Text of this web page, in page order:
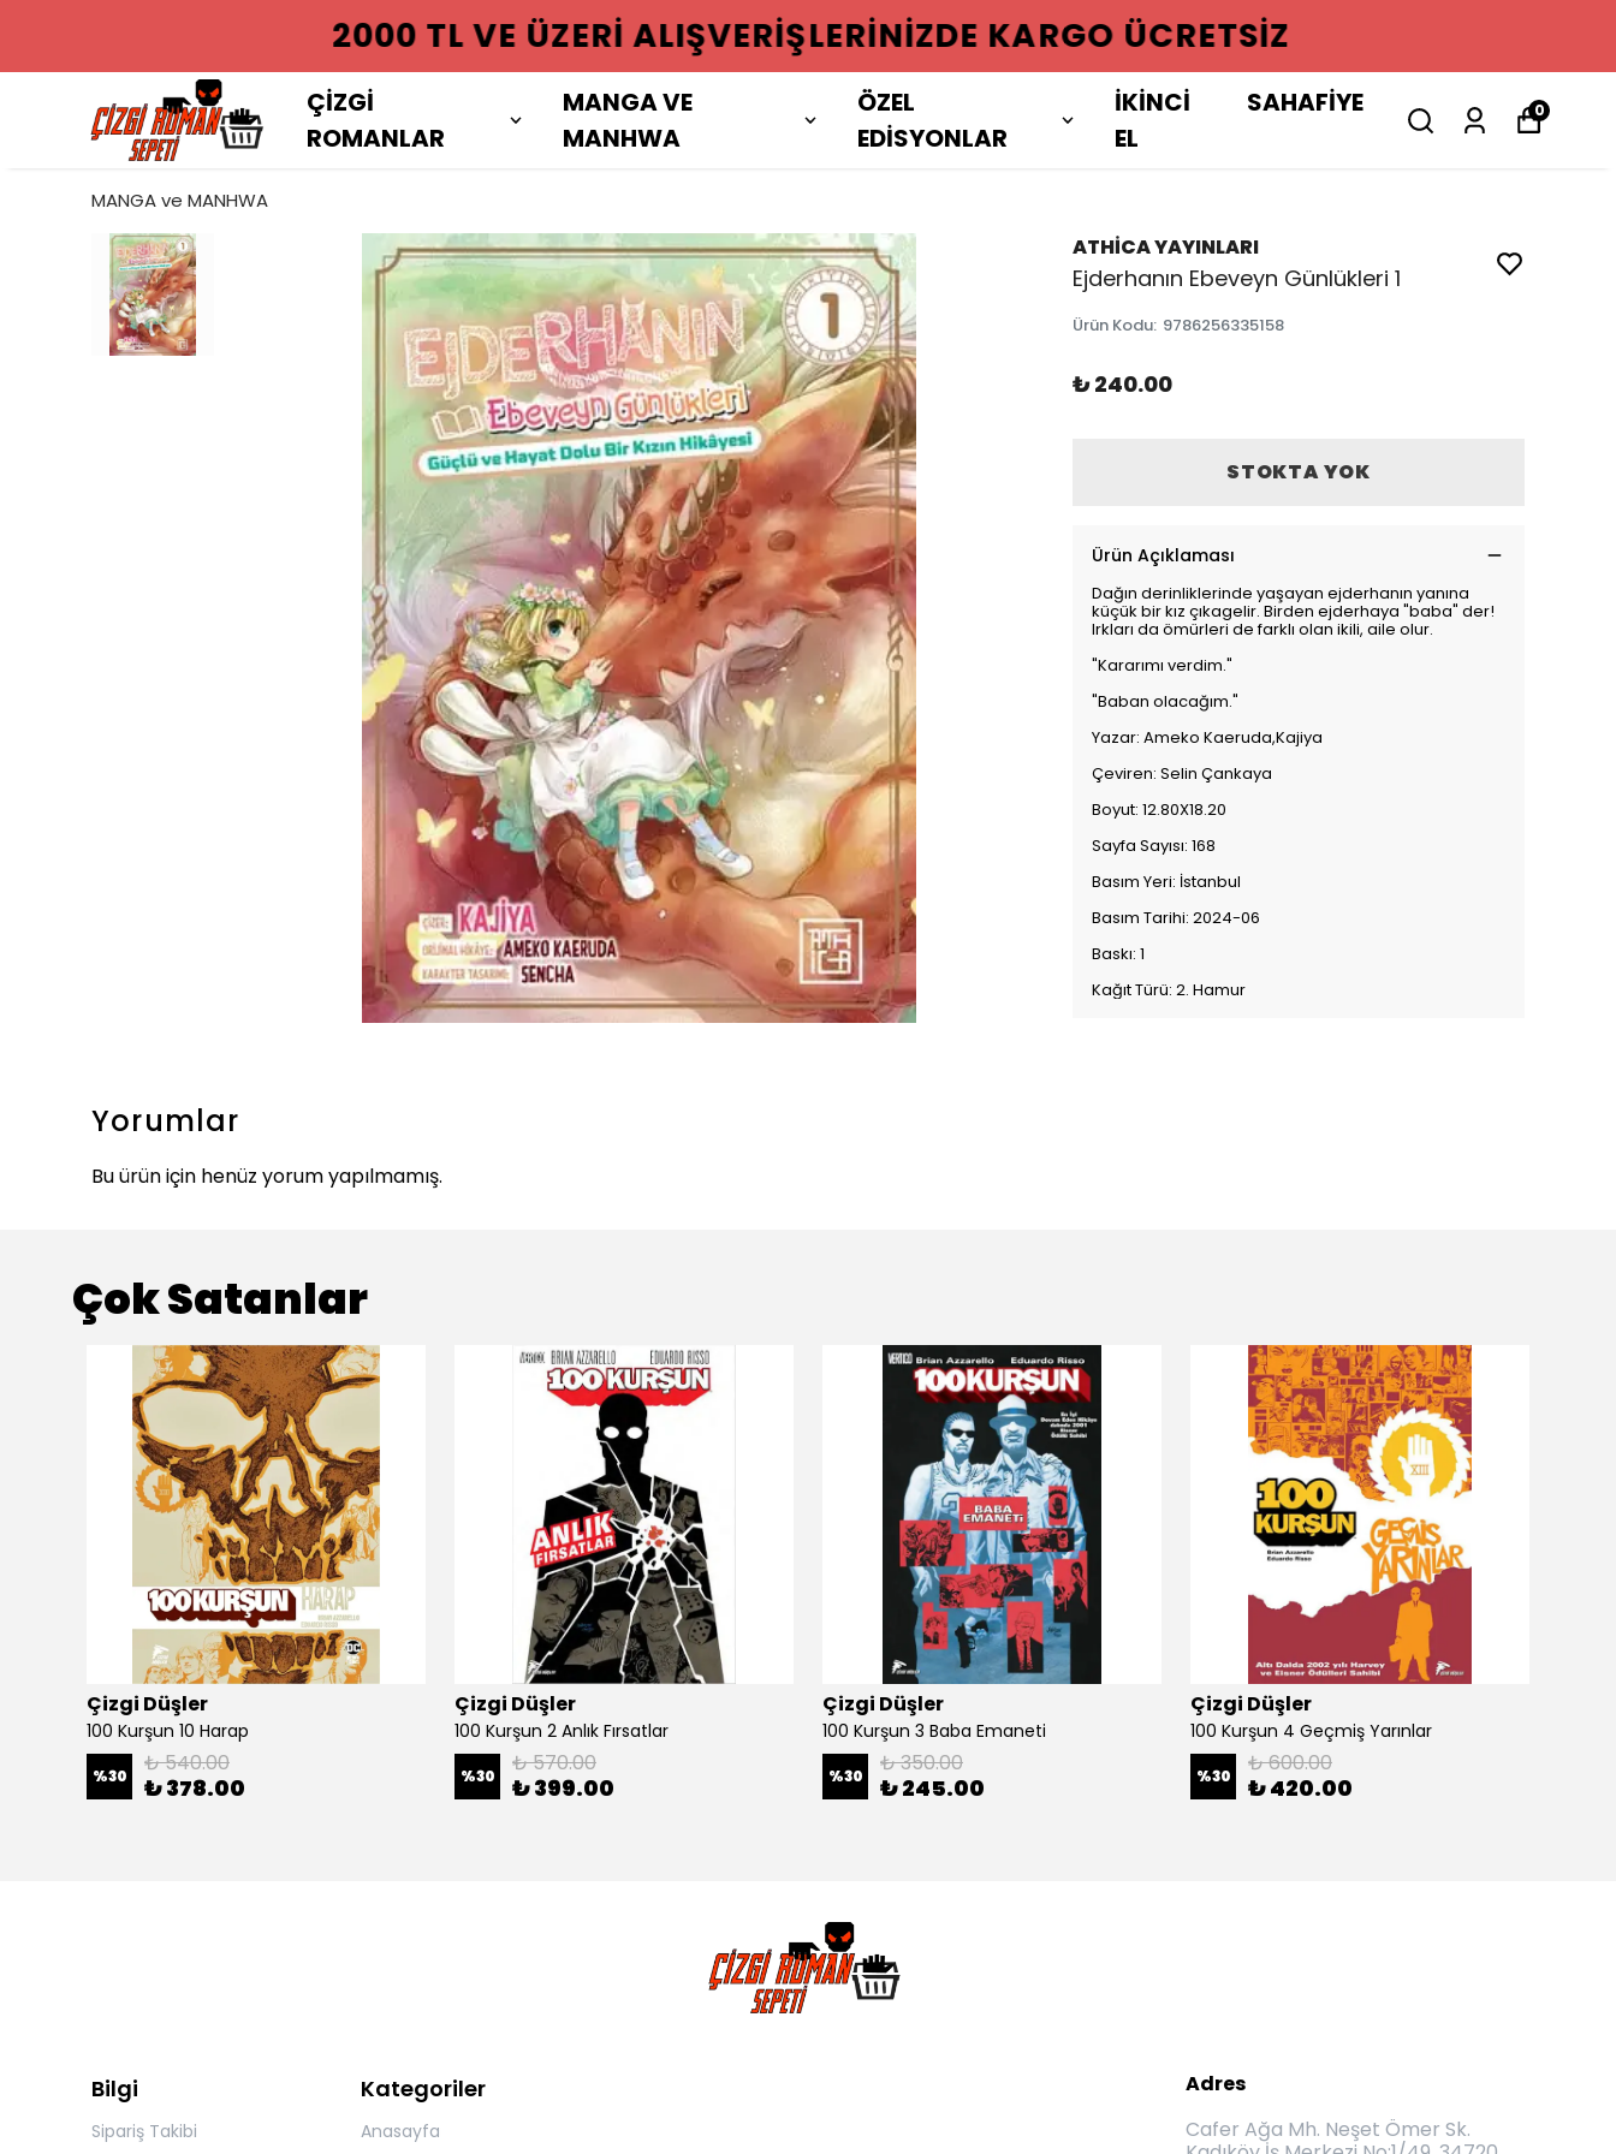
2000 TL VE ÜZERI ALIŞVERIŞLERINIZDE KARGO ÜCRETSIZ
ÇİZGİ
ROMANLAR
MANGA VE
MANHWA
ÖZEL
EDİSYONLAR
İKİNCİ
EL
SAHAFİYE 0
MANGA ve MANHWA
ATHİCA YAYINLARI
Ejderhanın Ebeveyn Günlükleri 1
Ürün Kodu: 9786256335158
₺ 240.00
STOKTA YOK
Ürün Açıklaması
Dağın derinliklerinde yaşayan ejderhanın yanına
küçük bir kız çıkagelir. Birden ejderhaya "baba" der!
Irkları da ömürleri de farklı olan ikili, aile olur.
"Kararımı verdim."
"Baban olacağım."
Yazar: Ameko Kaeruda,Kajiya
Çeviren: Selin Çankaya
Boyut: 12.80X18.20
Sayfa Sayısı: 168
Basım Yeri: İstanbul
Basım Tarihi: 2024-06
Baskı: 1
Kağıt Türü: 2. Hamur
Yorumlar
Bu ürün için henüz yorum yapılmamış.
Çok Satanlar
Çizgi Düşler
100 Kurşun 10 Harap
%30 ₺ 540.00
₺ 378.00
Çizgi Düşler
100 Kurşun 2 Anlık Fırsatlar
%30 ₺ 570.00
₺ 399.00
Çizgi Düşler
100 Kurşun 3 Baba Emaneti
%30 ₺ 350.00
₺ 245.00
Çizgi Düşler
100 Kurşun 4 Geçmiş Yarınlar
%30 ₺ 600.00
₺ 420.00
Bilgi
Sipariş Takibi
Kategoriler
Anasayfa
Adres
Cafer Ağa Mh. Neşet Ömer Sk.